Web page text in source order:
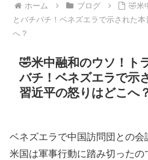
ホーム ブログ
🤣米
とバチバチ！ベネズエラで示された
へ？
🤣米中融和のウソ！ト
バチ！ベネズエラで示
習近平の怒りはどこへ
ベネズエラで中国訪問団との
米国は軍事行動に踏み切った